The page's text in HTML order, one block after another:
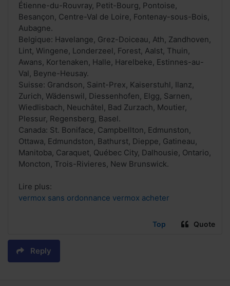
Étienne-du-Rouvray, Petit-Bourg, Pontoise,
Besançon, Centre-Val de Loire, Fontenay-sous-Bois,
Aubagne.
Belgique: Havelange, Grez-Doiceau, Ath, Zandhoven,
Lint, Wingene, Londerzeel, Forest, Aalst, Thuin,
Awans, Kortenaken, Halle, Harelbeke, Estinnes-au-
Val, Beyne-Heusay.
Suisse: Grandson, Saint-Prex, Kaiserstuhl, Ilanz,
Zurich, Wädenswil, Diessenhofen, Elgg, Sarnen,
Wiedlisbach, Neuchâtel, Bad Zurzach, Moutier,
Plessur, Regensberg, Basel.
Canada: St. Boniface, Campbellton, Edmunston,
Ottawa, Edmundston, Bathurst, Dieppe, Gatineau,
Manitoba, Caraquet, Québec City, Dalhousie, Ontario,
Moncton, Trois-Rivieres, New Brunswick.
Lire plus:
vermox sans ordonnance vermox acheter
Top Quote
Reply